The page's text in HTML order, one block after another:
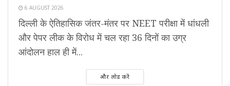
6 AUGUST 2026
दिल्ली के ऐतिहासिक जंतर-मंतर पर NEET परीक्षा में धांधली
और पेपर लीक के विरोध में चल रहा 36 दिनों का उग्र
आंदोलन हाल ही में...
और लोड करें